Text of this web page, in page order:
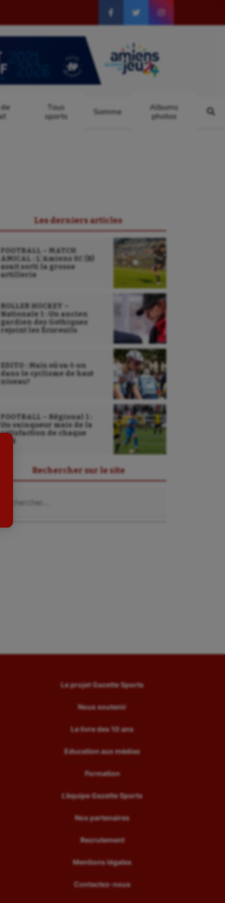
Tous
sports
Somme
Albums
photos
Sauvetage sportif
Sport handicap
Sport santé
Sport-santé
Les derniers articles
FOOTBALL – MATCH
AMICAL : L’Amiens SC (B)
avait sorti la grosse
artillerie
ROLLER HOCKEY –
Nationale 1 : Un ancien
gardien des Gothiques
rejoint les Écureuils
EDITO : Mais où va-t-on
dans le cyclisme de haut
niveau?
FOOTBALL – Régional 1 :
Un vainqueur mais de la
satisfaction de chaque
côté
Rechercher sur le site
Le projet Gazette Sports
Nous soutenir
Le livre des 10 ans
Education aux médias
Formation
L’équipe Gazette Sports
Nos partenaires
Recrutement
Mentions légales
Contactez-nous